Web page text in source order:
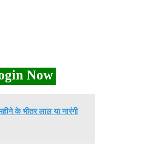
Now
के भीतर लाल या नारंगी